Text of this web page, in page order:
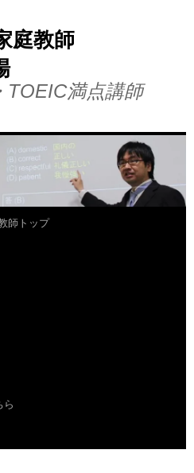
庭教師
TOEIC満点講師
師トップ